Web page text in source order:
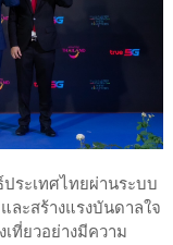
ะเทศไทยผ่านระบบ
ละสร้างแรงบันดาลใจ
ที่ยวอย่างมีความ